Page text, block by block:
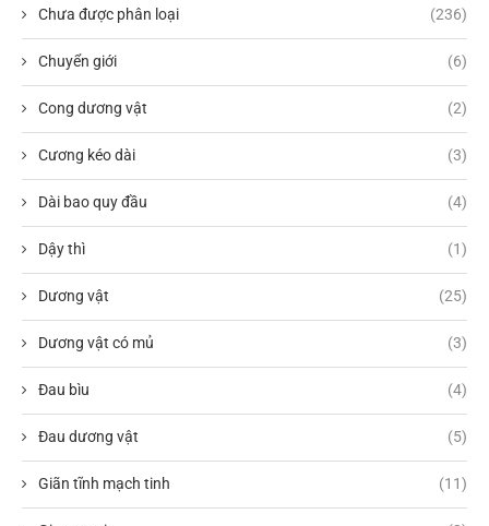
Chưa được phân loại (236)
Chuyển giới (6)
Cong dương vật (2)
Cương kéo dài (3)
Dài bao quy đầu (4)
Dậy thì (1)
Dương vật (25)
Dương vật có mủ (3)
Đau bìu (4)
Đau dương vật (5)
Giãn tĩnh mạch tinh (11)